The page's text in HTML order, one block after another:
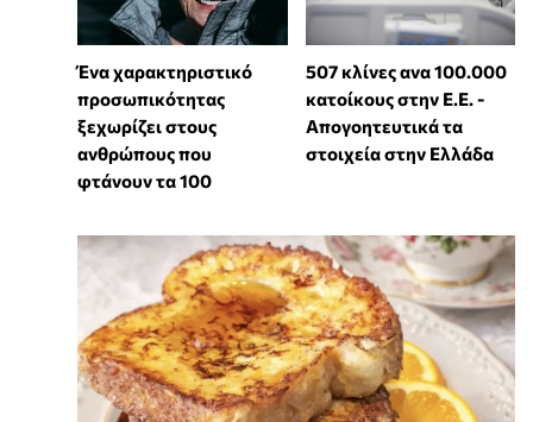
Ένα χαρακτηριστικό
προσωπικότητας
ξεχωρίζει στους
ανθρώπους που
φτάνουν τα 100
507 κλίνες ανα 100.000
κατοίκους στην Ε.Ε. -
Απογοητευτικά τα
στοιχεία στην Ελλάδα